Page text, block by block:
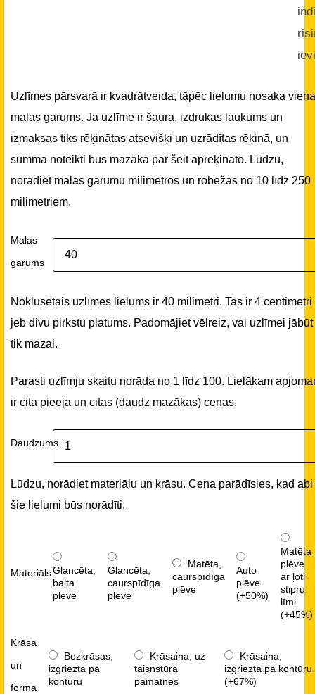
Uzlīmes pārsvarā ir kvadrātveida, tāpēc lielumu nosaka
malas garums. Ja uzlīme ir šaura, izdrukas laukums un
izmaksas tiks rēķinātas atsevišķi un uzrādītas rēķinā, un
summa noteikti būs mazāka par šeit aprēķināto. Lūdzu,
norādiet malas garumu milimetros un robežās no 10 līdz 250
milimetriem.
Malas
garums
Noklusētais uzlīmes lielums ir 40 milimetri. Tas ir 4 centimetri
jeb divu pirkstu platums. Padomājiet vēlreiz, vai uzlīmei jābūt
tik mazai.
Parasti uzlīmju skaitu norāda no 1 līdz 100. Lielākam
ir cita pieeja un citas (daudz mazākas) cenas.
Daudzums
Lūdzu, norādiet materiālu un krāsu. Cena parādīsies, kad abi
šie lielumi būs norādīti.
MateriālsGlancēta,
balta
plēve
Glancēta,
caurspīdīga
plēve
Matēta,
caurspīdīga
plēve
Auto
plēve
(+50%)
Matēta
plēve
ar ļoti
stipru
līmi
(+45%)
Krāsa
un
forma
Bezkrāsas,
izgriezta pa
kontūru
Krāsaina, uz
taisnstūra
pamatnes
Krāsaina,
izgriezta pa kontūru
(+67%)